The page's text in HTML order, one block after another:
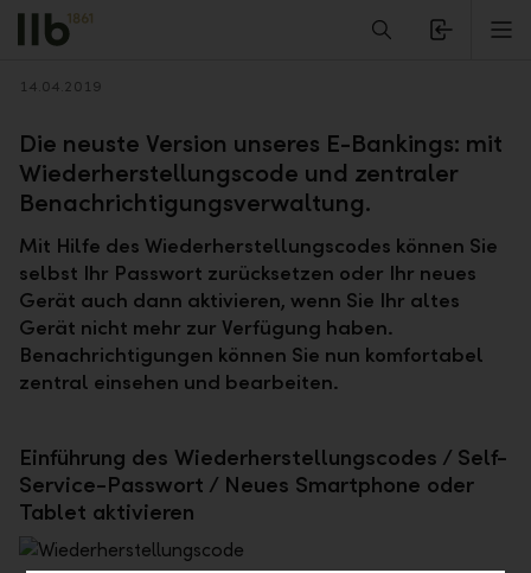
Alerts.Headline
Zurück
14.04.2019
Die neuste Version unseres E-Bankings: mit
Wiederherstellungscode und zentraler
Benachrichtigungsverwaltung.
Mit Hilfe des Wiederherstellungscodes können Sie
selbst Ihr Passwort zurücksetzen oder Ihr neues
Gerät auch dann aktivieren, wenn Sie Ihr altes
Gerät nicht mehr zur Verfügung haben.
Benachrichtigungen können Sie nun komfortabel
zentral einsehen und bearbeiten.
Einführung des Wiederherstellungscodes / Self-
Service-Passwort / Neues Smartphone oder
Tablet aktivieren